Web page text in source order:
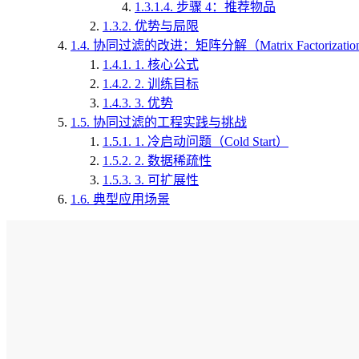
1.3.1.4. 步骤 4：推荐物品
1.3.2. 优势与局限
1.4. 协同过滤的改进：矩阵分解（Matrix
1.4.1. 1. 核心公式
1.4.2. 2. 训练目标
1.4.3. 3. 优势
1.5. 协同过滤的工程实践与挑战
1.5.1. 1. 冷启动问题（Cold Start）
1.5.2. 2. 数据稀疏性
1.5.3. 3. 可扩展性
1.6. 典型应用场景